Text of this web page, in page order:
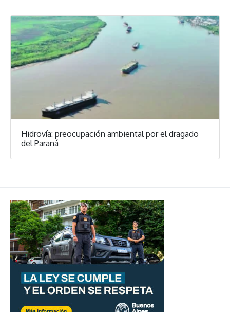
Hidrovía: preocupación ambiental por el dragado
del Paraná